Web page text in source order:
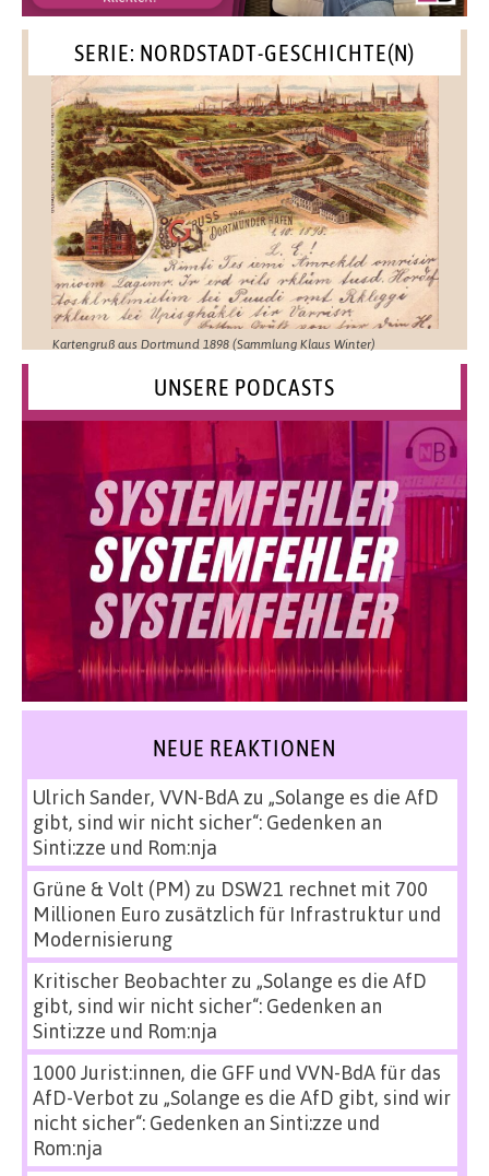
SERIE: NORDSTADT-GESCHICHTE(N)
Kartengruß aus Dortmund 1898 (Sammlung Klaus Winter)
UNSERE PODCASTS
NEUE REAKTIONEN
Ulrich Sander, VVN-BdAzu „Solange es die AfD
gibt, sind wir nicht sicher“: Gedenken an
Sinti:zze und Rom:nja
Grüne & Volt (PM) zu DSW21 rechnet mit 700
Millionen Euro zusätzlich für Infrastruktur und
Modernisierung
Kritischer Beobachterzu „Solange es die AfD
gibt, sind wir nicht sicher“: Gedenken an
Sinti:zze und Rom:nja
1000 Jurist:innen, die GFF und VVN-BdA für das
AfD-Verbot zu „Solange es die AfD gibt, sind wir
nicht sicher“: Gedenken an Sinti:zze und
Rom:nja